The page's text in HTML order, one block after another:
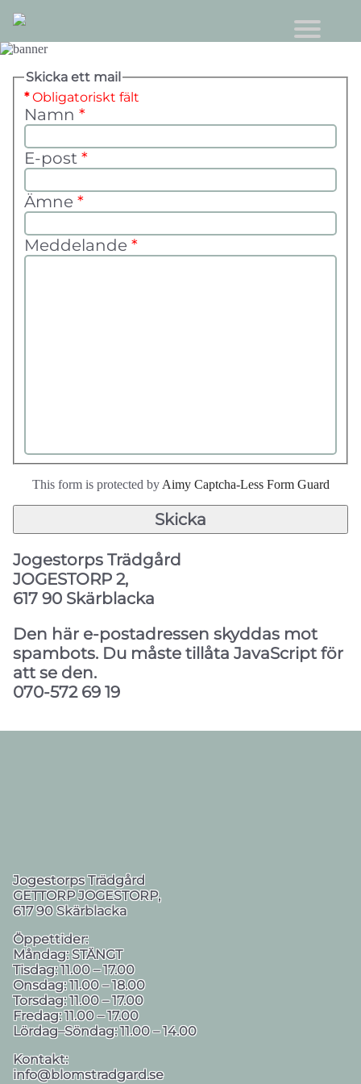
Skicka ett mail
*Obligatoriskt fält
Namn *
E-post *
Ämne *
Meddelande *
This form is protected by Aimy Captcha-Less Form Guard
Skicka
Jogestorps Trädgård
JOGESTORP 2,
617 90 Skärblacka
Den här e-postadressen skyddas mot
spambots. Du måste tillåta JavaScript för
att se den.
070-572 69 19
Jogestorps Trädgård
GETTORP JOGESTORP,
617 90 Skärblacka
Öppettider:
Måndag:STÄNGT
Tisdag:11.00 – 17.00
Onsdag:11.00 – 18.00
Torsdag:11.00 – 17.00
Fredag:11.00 – 17.00
Lördag–Söndag:11.00 – 14.00
Kontakt:
info@blomstradgard.se